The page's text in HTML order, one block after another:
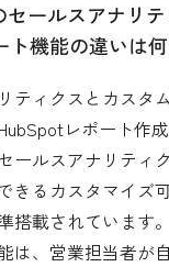
セールスアナリ
ト機能の違いは
ティクスとカスタ
レポート作
ールスアナリティ
きるカスタマイズ
搭載されています
は、営業担当者が